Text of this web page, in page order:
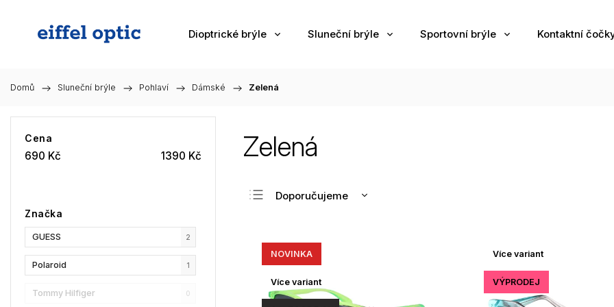
Dioptrické brýle Sluneční brýle Sportovní brýle Kontaktní
Domů / Sluneční brýle / Pohlaví / Dámské / Zelená
Cena
690 Kč 1390 Kč
Značka
GUESS 2
Polaroid 1
Tommy Hilfiger 0
Zelená
Doporučujeme
Nejprodávanější
Abecedně
NOVINKA
Více variant
Více variant
VÝPRODEJ